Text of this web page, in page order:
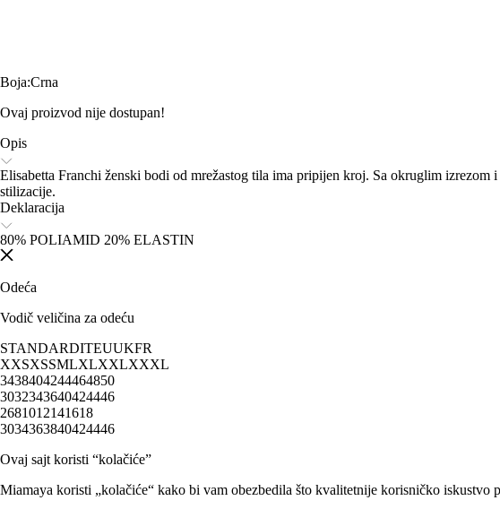
Boja:Crna
Ovaj proizvod nije dostupan!
Opis
Elisabetta Franchi ženski bodi od mrežastog tila ima pripijen kroj. Sa okruglim
stilizacije.
Deklaracija
80% POLIAMID 20% ELASTIN
Odeća
Vodič veličina za odeću
STANDARDITEUUKFR
XXSXSSMLXLXXLXXXL
3438404244464850
3032343640424446
2681012141618
3034363840424446
Ovaj sajt koristi “kolačiće”
Miamaya koristi „kolačiće“ kako bi vam obezbedila što kvalitetnije korisničko iskustvo